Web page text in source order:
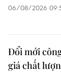
06/08/2026
Đổi mới
giá chất